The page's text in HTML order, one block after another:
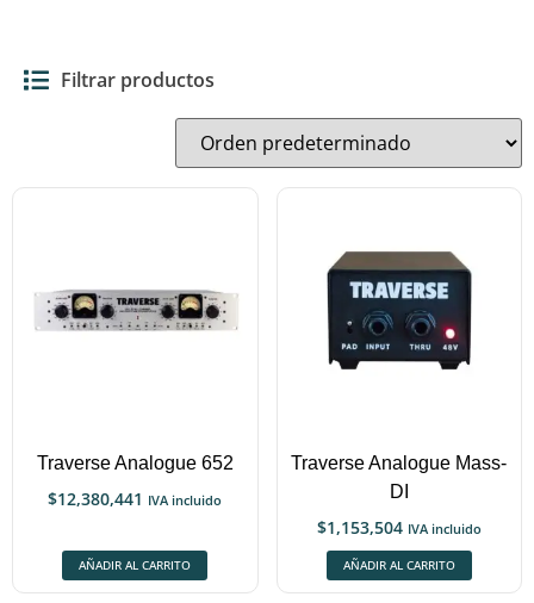
Filtrar productos
Traverse Analogue 652
$12,380,441 IVA incluido
AÑADIR AL CARRITO
Traverse Analogue Mass-
DI
$1,153,504 IVA incluido
AÑADIR AL CARRITO